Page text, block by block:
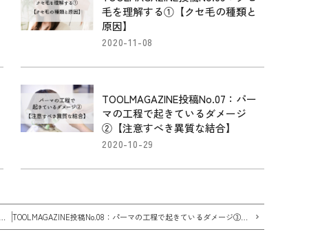
毛を理解する①【クセ毛の種類と
原因】
2020-11-08
TOOLMAGAZINE投稿No.07：パー
マの工程で起きているダメージ
②【注意すべき異質な結合】
2020-10-29